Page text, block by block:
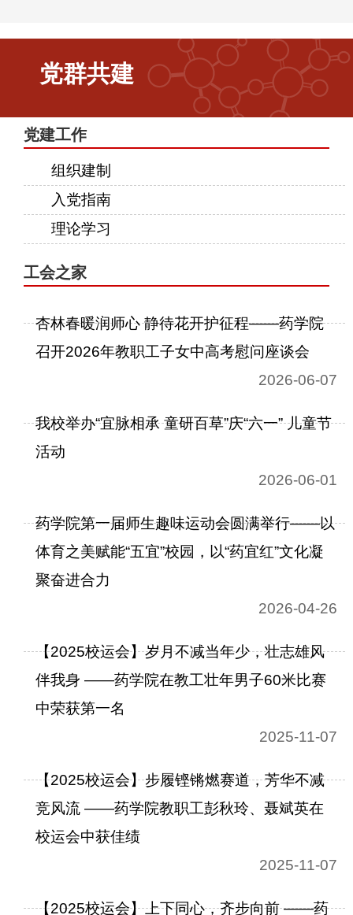
党群共建
当前位置： 首页 党群共建
党建工作
组织建制
入党指南
理论学习
工会之家
杏林春暖润师心 静待花开护征程——药学院
召开2026年教职工子女中高考慰问座谈会
2026-06-07
我校举办“宜脉相承 童研百草”庆“六一” 儿童节
活动
2026-06-01
药学院第一届师生趣味运动会圆满举行——以
体育之美赋能“五宜”校园，以“药宜红”文化凝
聚奋进合力
2026-04-26
【2025校运会】岁月不减当年少，壮志雄风
伴我身 ——药学院在教工壮年男子60米比赛
中荣获第一名
2025-11-07
【2025校运会】步履铿锵燃赛道，芳华不减
竞风流 ——药学院教职工彭秋玲、聂斌英在
校运会中获佳绩
2025-11-07
【2025校运会】上下同心，齐步向前 ——药